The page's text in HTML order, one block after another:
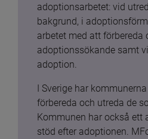
adoptionsarbetet: vid
bakgrund, i
arbetet med att förbereda
adoptionssökande samt
adoption.
I Sverige har
förbereda och utreda de
Kommunen har också ett
stöd efter adoptionen.